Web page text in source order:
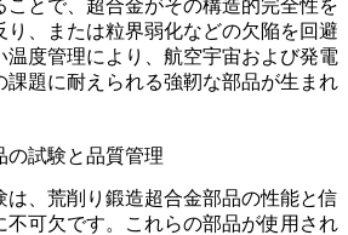
とで、 超合金がその構造的完全性を
り、または粒界弱化などの欠陥を回避
度管理により、 航空宇宙および発電
課題に耐えられる強靭な部品が生まれ
の試験と品質管理
、 荒削り鍛造超合金部品の性能と信
不可欠です。これらの部品が使用され